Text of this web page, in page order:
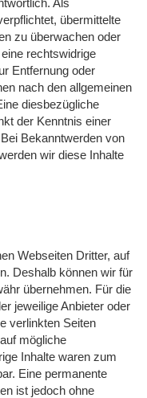
Als
übermittelte
zu überwachen oder
rechtswidrige
Entfernung oder
nach den allgemeinen
diesbezügliche
der Kenntnis einer
Bekanntwerden von
wir diese Inhalte
Webseiten Dritter, auf
Deshalb können wir für
übernehmen. Für die
jeweilige Anbieter oder
verlinkten Seiten
mögliche
Inhalte waren zum
Eine permanente
ist jedoch ohne